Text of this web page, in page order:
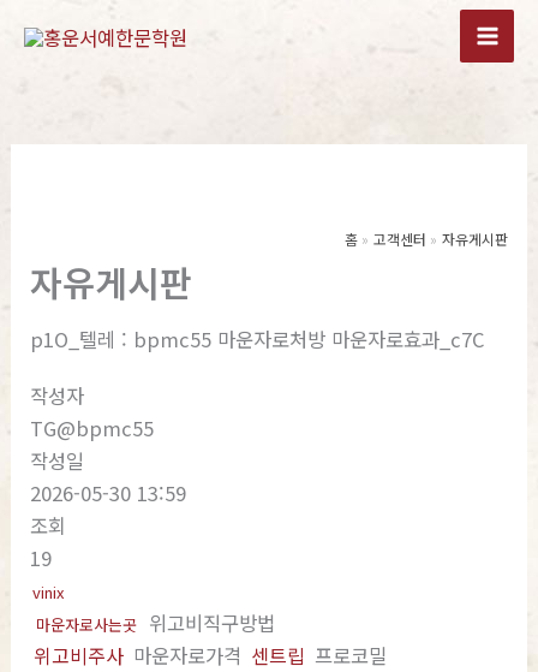
홈 고객센터 자유게시판
자유게시판
p1O_텔레 : bpmc55 마운자로처방 마운자로효과_c7C
작성자
TG@bpmc55
작성일
2026-05-30 13:59
조회
19
vinix
마운자로사는곳 위고비직구방법
위고비주사 마운자로가격 센트립 프로코밀